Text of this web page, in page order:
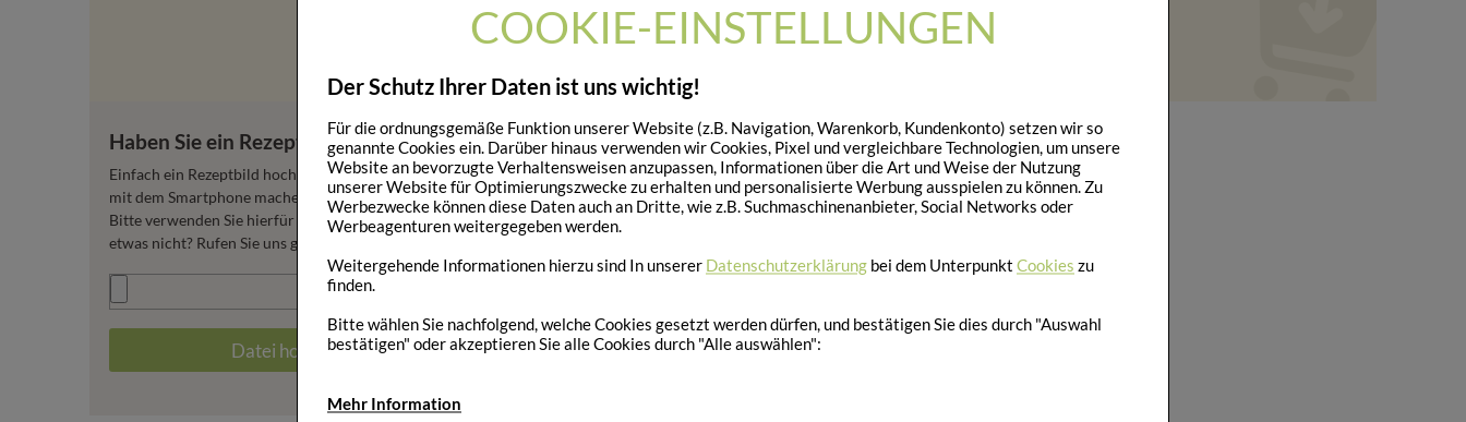
COOKIE-EINSTELLUNGEN
Der Schutz Ihrer Daten ist uns wichtig!
Für die ordnungsgemäße Funktion unserer Website (z.B. Navigation, Warenkorb, Kundenkonto) setzen wir so
genannte Cookies ein. Darüber hinaus verwenden wir Cookies, Pixel und vergleichbare Technologien, um unsere
Website an bevorzugte Verhaltensweisen anzupassen, Informationen über die Art und Weise der Nutzung
unserer Website für Optimierungszwecke zu erhalten und personalisierte Werbung ausspielen zu können. Zu
Werbezwecke können diese Daten auch an Dritte, wie z.B. Suchmaschinenanbieter, Social Networks oder
Werbeagenturen weitergegeben werden.
Weitergehende Informationen hierzu sind In unserer Datenschutzerklärung bei dem Unterpunkt Cookies zu
finden.
Bitte wählen Sie nachfolgend, welche Cookies gesetzt werden dürfen, und bestätigen Sie dies durch "Auswahl
bestätigen" oder akzeptieren Sie alle Cookies durch "Alle auswählen":
Mehr Information
IHR WARENKORB IST LEER.
Haben Sie ein Rezept für uns?
Einfach ein Rezeptbild hochladen oder direkt ein Foto
mit dem Smartphone machen.
Bitte verwenden Sie hierfür nur jpg-Dateien. Klappt
etwas nicht? Rufen Sie uns gerne an 089 700 2000.
Datei hochladen